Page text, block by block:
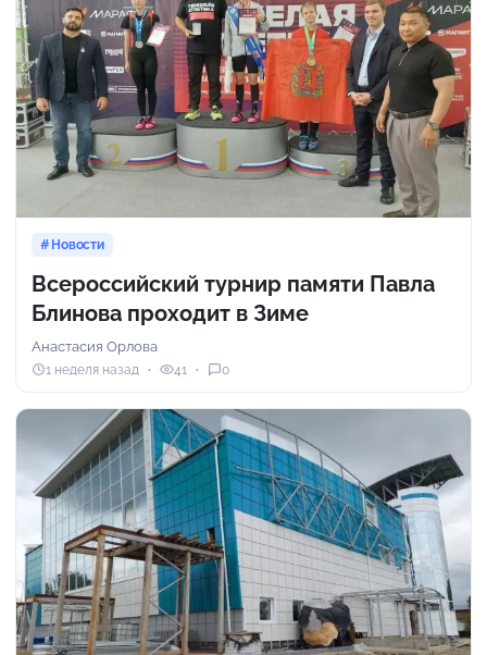
Новости
Всероссийский турнир памяти Павла
Блинова проходит в Зиме
Анастасия Орлова
1 неделя назад 41 0